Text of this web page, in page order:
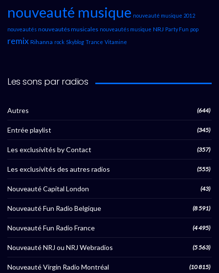
nouveauté musique nouveauté musique 2012
nouveautés nouveautés musicales nouveautés musique NRJ Party Fun pop
remix Rihanna rock Skyblog Trance Vitamine
Les sons par radios
Autres (644)
Entrée playlist (345)
Les exclusivités by Contact (357)
Les exclusivités des autres radios (555)
Nouveauté Capital London (43)
Nouveauté Fun Radio Belgique (8 591)
Nouveauté Fun Radio France (4 495)
Nouveauté NRJ ou NRJ Webradios (5 563)
Nouveauté Virgin Radio Montréal (10 815)